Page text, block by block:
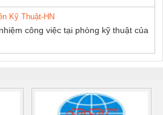
Kỹ Thuật-HN
công việc tại phòng kỹ thuật của